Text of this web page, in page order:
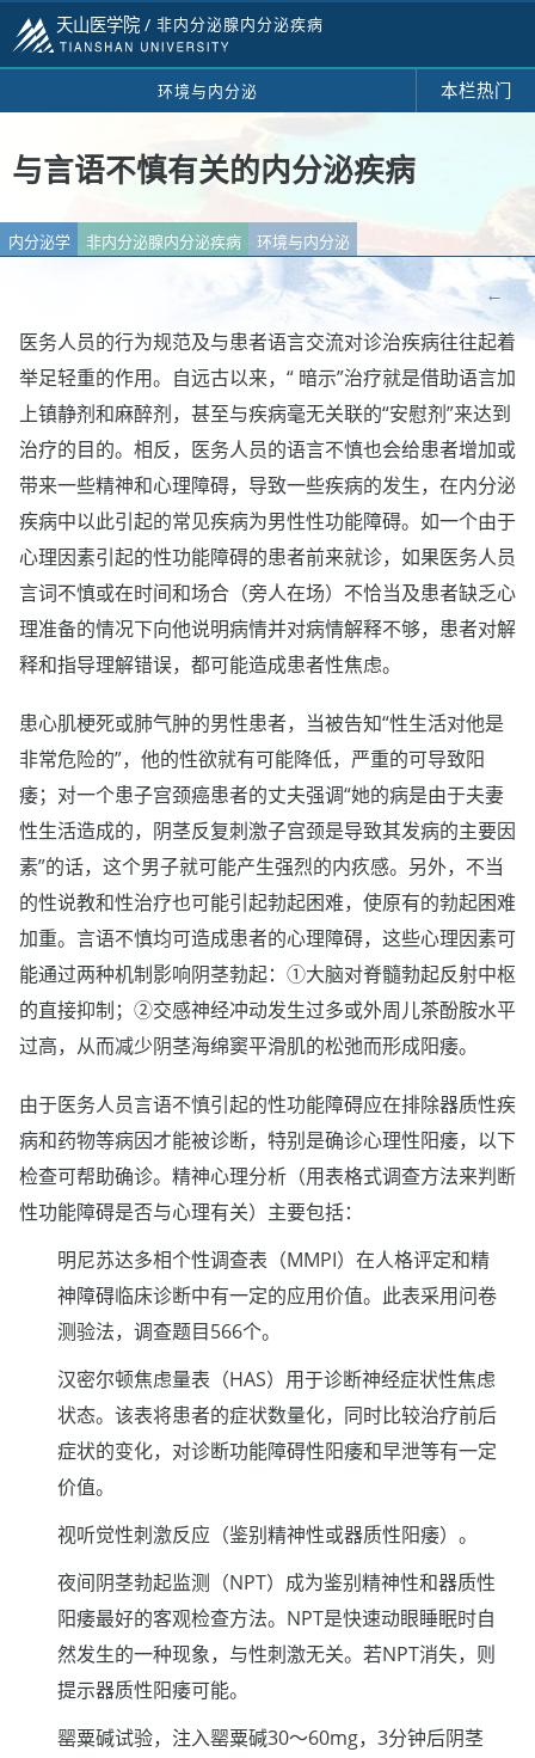
天山医学院 / 非内分泌腺内分泌疾病
环境与内分泌 本栏热门
与言语不慎有关的内分泌疾病
内分泌学 非内分泌腺内分泌疾病 环境与内分泌
←
医务人员的行为规范及与患者语言交流对诊治疾病往往起着
举足轻重的作用。自远古以来，“ 暗示”治疗就是借助语言加
上镇静剂和麻醉剂，甚至与疾病毫无关联的“安慰剂”来达到
治疗的目的。相反，医务人员的语言不慎也会给患者增加或
带来一些精神和心理障碍，导致一些疾病的发生，在内分泌
疾病中以此引起的常见疾病为男性性功能障碍。如一个由于
心理因素引起的性功能障碍的患者前来就诊，如果医务人员
言词不慎或在时间和场合（旁人在场）不恰当及患者缺乏心
理准备的情况下向他说明病情并对病情解释不够，患者对解
释和指导理解错误，都可能造成患者性焦虑。
患心肌梗死或肺气肿的男性患者，当被告知“性生活对他是
非常危险的”，他的性欲就有可能降低，严重的可导致阳
痿；对一个患子宫颈癌患者的丈夫强调“她的病是由于夫妻
性生活造成的，阴茎反复刺激子宫颈是导致其发病的主要因
素”的话，这个男子就可能产生强烈的内疚感。另外，不当
的性说教和性治疗也可能引起勃起困难，使原有的勃起困难
加重。言语不慎均可造成患者的心理障碍，这些心理因素可
能通过两种机制影响阴茎勃起：①大脑对脊髓勃起反射中枢
的直接抑制；②交感神经冲动发生过多或外周儿茶酚胺水平
过高，从而减少阴茎海绵窦平滑肌的松弛而形成阳痿。
由于医务人员言语不慎引起的性功能障碍应在排除器质性疾
病和药物等病因才能被诊断，特别是确诊心理性阳痿，以下
检查可帮助确诊。精神心理分析（用表格式调查方法来判断
性功能障碍是否与心理有关）主要包括：
明尼苏达多相个性调查表（MMPI）在人格评定和精
神障碍临床诊断中有一定的应用价值。此表采用问卷
测验法，调查题目566个。
汉密尔顿焦虑量表（HAS）用于诊断神经症状性焦虑
状态。该表将患者的症状数量化，同时比较治疗前后
症状的变化，对诊断功能障碍性阳痿和早泄等有一定
价值。
视听觉性刺激反应（鉴别精神性或器质性阳痿）。
夜间阴茎勃起监测（NPT）成为鉴别精神性和器质性
阳痿最好的客观检查方法。NPT是快速动眼睡眠时自
然发生的一种现象，与性刺激无关。若NPT消失，则
提示器质性阳痿可能。
罂粟碱试验，注入罂粟碱30～60mg，3分钟后阴茎